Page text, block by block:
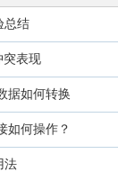
总结
突表现
据如何转换
如何操作？
法